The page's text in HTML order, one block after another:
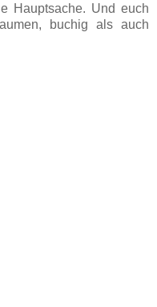
Hauptsache. Und euch
buchig als auch